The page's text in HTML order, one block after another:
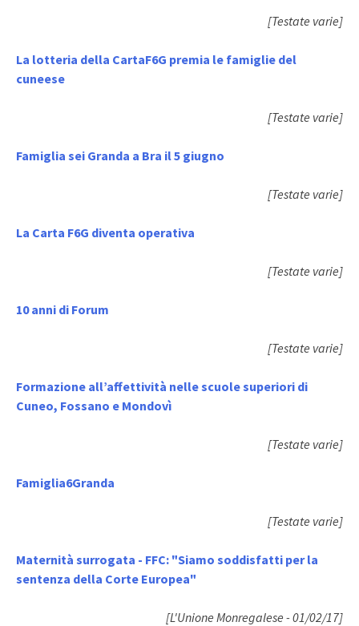
[Testate varie]
La lotteria della CartaF6G premia le famiglie del
cuneese
[Testate varie]
Famiglia sei Granda a Bra il 5 giugno
[Testate varie]
La Carta F6G diventa operativa
[Testate varie]
10 anni di Forum
[Testate varie]
Formazione all’affettività nelle scuole superiori di
Cuneo, Fossano e Mondovì
[Testate varie]
Famiglia6Granda
[Testate varie]
Maternità surrogata - FFC: "Siamo soddisfatti per la
sentenza della Corte Europea"
[L'Unione Monregalese - 01/02/17]